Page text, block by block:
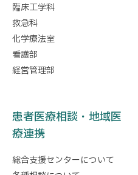
臨床工学科
救急科
化学療法室
看護部
経営管理部
患者医療相談・地域医
療連携
総合支援センターについて